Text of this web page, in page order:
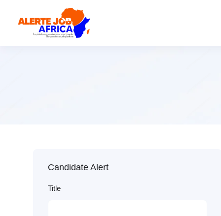
Candidate Alert
Title